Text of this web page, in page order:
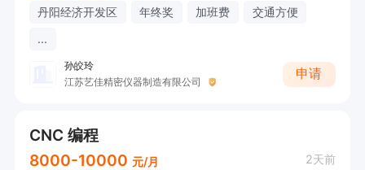
丹阳经济开发区 年终奖 加班费
交通方便
...
孙皎玲
江苏艺佳精密仪器制造有限公司
申请
CNC 编程
8000-10000 元/月 2天前